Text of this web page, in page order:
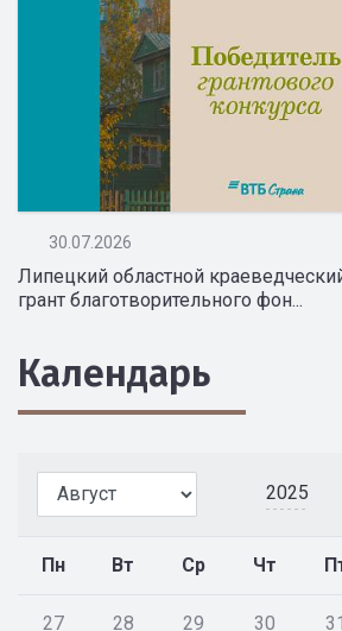
30.07.2026
Липецкий областной
грант благотворительного фон...
Календарь
2025
Пн Вт Ср Чт
27 28 29 30 31